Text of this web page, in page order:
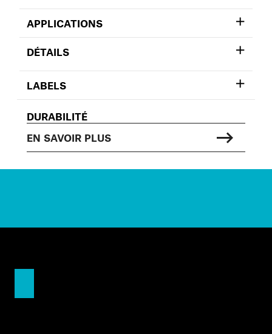
APPLICATIONS
DÉTAILS
LABELS
DURABILITÉ
EN SAVOIR PLUS